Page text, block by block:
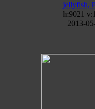
jellyfish,
h:9021
2013-